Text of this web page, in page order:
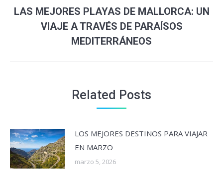
Next
post:
LAS MEJORES PLAYAS DE MALLORCA: UN
VIAJE A TRAVÉS DE PARAÍSOS
MEDITERRÁNEOS
Related Posts
LOS MEJORES DESTINOS PARA VIAJAR
EN MARZO
marzo 5, 2026